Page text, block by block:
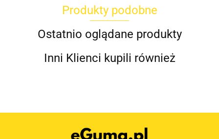
Produkty podobne
Ostatnio oglądane produkty
Inni Klienci kupili również